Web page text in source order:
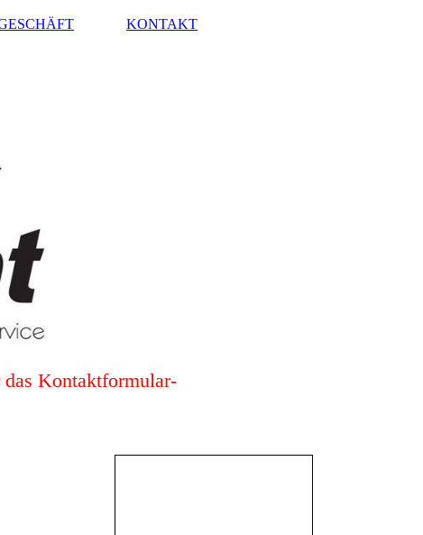
KONTAKT
das Kontaktformular-